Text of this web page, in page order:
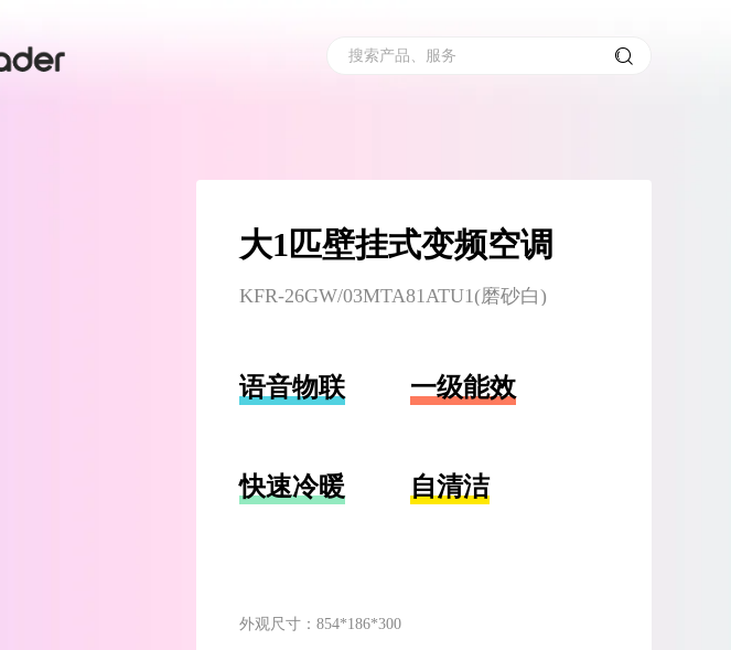
搜索产品、服务
大1匹壁挂式变频空调
KFR-26GW/03MTA81ATU1(磨砂白)
语音物联 一级能效
快速冷暖 自清洁
外观尺寸：854*186*300